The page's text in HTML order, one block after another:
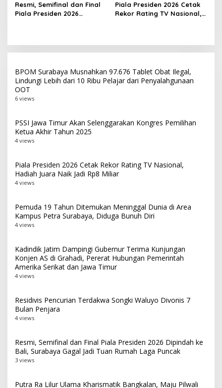
Laki
Indonesia
Resmi, Semifinal dan Final
Piala Presiden 2026
Piala Presiden 2026 Cetak
Rekor Rating TV Nasional,
BPOM Surabaya Musnahkan 97.676 Tablet Obat Ilegal,
Lindungi Lebih dari 10 Ribu Pelajar dari Penyalahgunaan
OOT
6 views
PSSI Jawa Timur Akan Selenggarakan Kongres Pemilihan
Ketua Akhir Tahun 2025
4 views
Piala Presiden 2026 Cetak Rekor Rating TV Nasional,
Hadiah Juara Naik Jadi Rp8 Miliar
4 views
Pemuda 19 Tahun Ditemukan Meninggal Dunia di Area
Kampus Petra Surabaya, Diduga Bunuh Diri
4 views
Kadindik Jatim Dampingi Gubernur Terima Kunjungan
Konjen AS di Grahadi, Pererat Hubungan Pemerintah
Amerika Serikat dan Jawa Timur
4 views
Residivis Pencurian Terdakwa Songki Waluyo Divonis 7
Bulan Penjara
4 views
Resmi, Semifinal dan Final Piala Presiden 2026 Dipindah ke
Bali, Surabaya Gagal Jadi Tuan Rumah Laga Puncak
3 views
Putra Ra Lilur Ulama Kharismatik Bangkalan, Maju Pilwali